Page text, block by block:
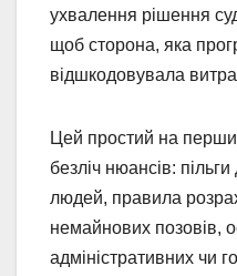
ухвалення рішення
щоб сторона, яка
відшкодовувала
Цей простий на
безліч нюансів:
людей, правила
немайнових позовів,
адміністративних чи